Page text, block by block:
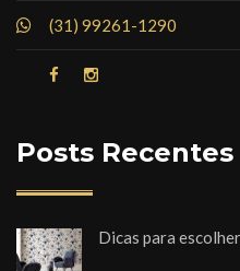
(31) 99261-1290
Posts Recentes
Dicas para